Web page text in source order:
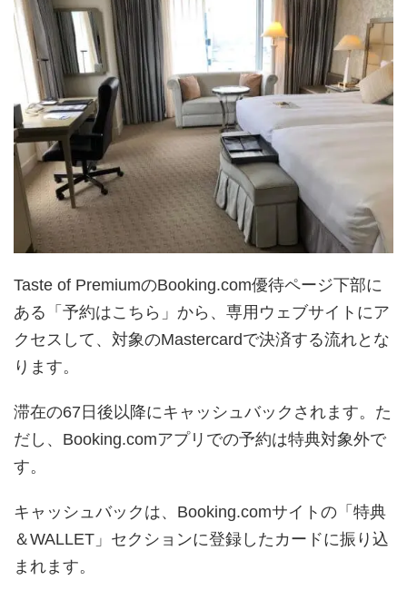
Taste of PremiumのBooking.com優待ページ下部に
ある「予約はこちら」から、専用ウェブサイトにア
クセスして、対象のMastercardで決済する流れとな
ります。
滞在の67日後以降にキャッシュバックされます。た
だし、Booking.comアプリでの予約は特典対象外で
す。
キャッシュバックは、Booking.comサイトの「特典
＆WALLET」セクションに登録したカードに振り込
まれます。